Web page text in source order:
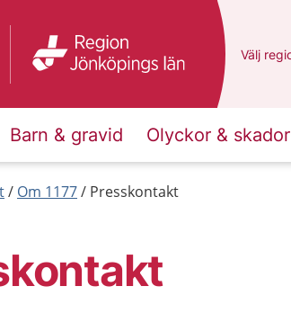
1177 Du har
Välj en
Barn & gravid Olyckor & skador
Om 1177 Presskontakt